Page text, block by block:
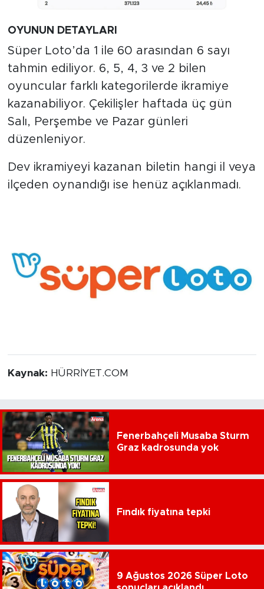
OYUNUN DETAYLARI
Süper Loto’da 1 ile 60 arasından 6 sayı
tahmin ediliyor. 6, 5, 4, 3 ve 2 bilen
oyuncular farklı kategorilerde ikramiye
kazanabiliyor. Çekilişler haftada üç gün
Salı, Perşembe ve Pazar günleri
düzenleniyor.
Dev ikramiyeyi kazanan biletin hangi il veya
ilçeden oynandığı ise henüz açıklanmadı.
Kaynak: HÜRRİYET.COM
Fenerbahçeli Musaba Sturm
Graz kadrosunda yok
Fındık fiyatına tepki
9 Ağustos 2026 Süper Loto